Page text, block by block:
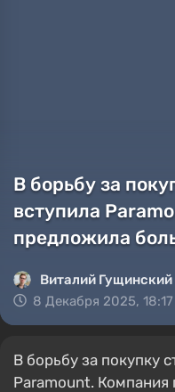
В борьбу за
вступила
предложила
Виталий Гущинский
8 Декабря 2025, 18:17
В борьбу за покупку
Paramount.